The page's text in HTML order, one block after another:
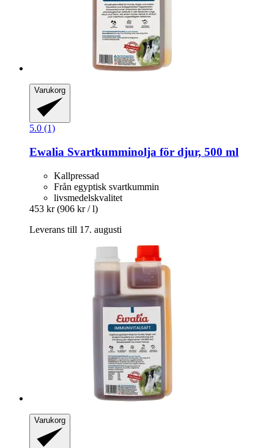
Varukorg
5.0 (1)
Ewalia Svartkumminolja för djur, 500 ml
Kallpressad
Från egyptisk svartkummin
livsmedelskvalitet
453 kr (906 kr / l)
Leverans till 17. augusti
Varukorg